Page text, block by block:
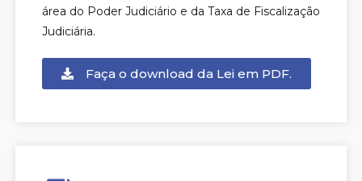
área do Poder Judiciário e da Taxa de Fiscalização
Judiciária.
Faça o download da Lei em PDF.